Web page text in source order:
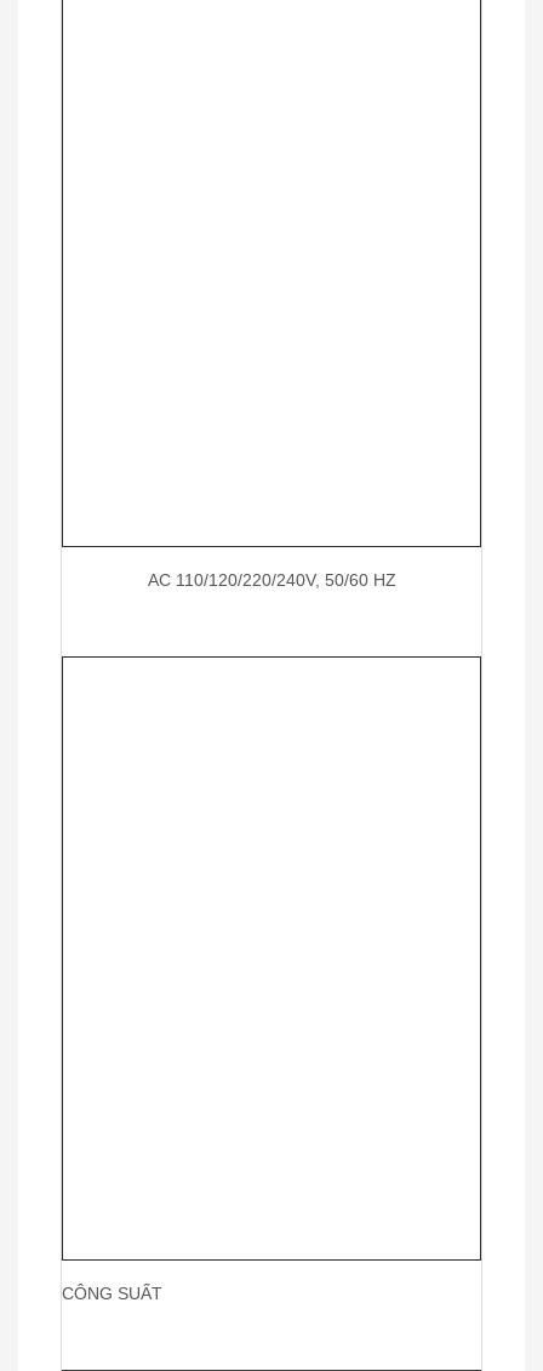
AC 110/120/220/240V, 50/60 HZ
CÔNG SUẤT